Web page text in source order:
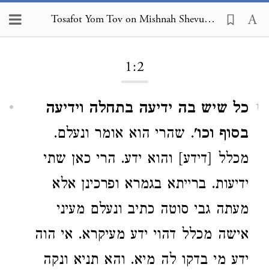
Tosafot Yom Tov on Mishnah Shevuot 1:2
1:2
1
כל שיש בה ידיעה בתחלה וידיעה
בסוף וכו'. שהרי הוא אומר ונעלם.
מכלל [דידע] והוא ידע. הרי כאן שתי
ידיעות. ברייתא בגמרא ופרכינן אלא
מעתה גבי סוטה כתיב ונעלם מעיני
אישה מכלל דהוי ידע מעיקרא. אי הוה
ידע מי בדקו לה מיא. והא תניא ונקה